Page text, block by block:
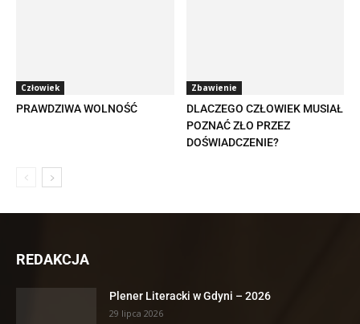
Człowiek
PRAWDZIWA WOLNOŚĆ
Zbawienie
DLACZEGO CZŁOWIEK MUSIAŁ
POZNAĆ ZŁO PRZEZ
DOŚWIADCZENIE?
REDAKCJA
Plener Literacki w Gdyni – 2026
29 lipca 2026